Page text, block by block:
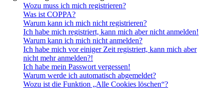
Wozu muss ich mich registrieren?
Was ist COPPA?
Warum kann ich mich nicht registrieren?
Ich habe mich registriert, kann mich aber nicht anmelden!
Warum kann ich mich nicht anmelden?
Ich habe mich vor einiger Zeit registriert, kann mich aber
nicht mehr anmelden?!
Ich habe mein Passwort vergessen!
Warum werde ich automatisch abgemeldet?
Wozu ist die Funktion „Alle Cookies löschen“?